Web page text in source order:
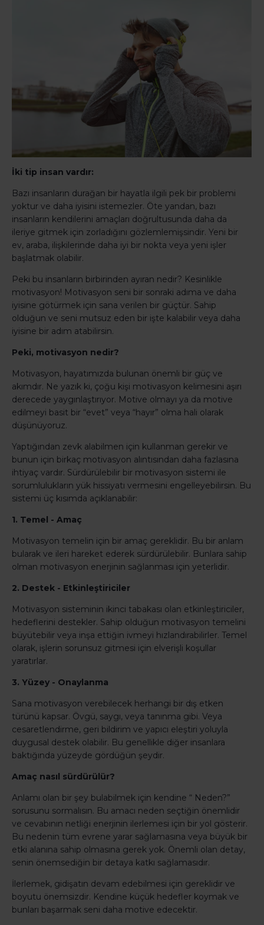
İki tip insan vardır:
Bazı insanların durağan bir hayatla ilgili pek bir problemi
yoktur ve daha iyisini istemezler. Öte yandan, bazı
insanların kendilerini amaçları doğrultusunda daha da
ileriye gitmek için zorladığını gözlemlemişsindir. Yeni bir
ev, araba, ilişkilerinde daha iyi bir nokta veya yeni işler
başlatmak olabilir.
Peki bu insanların birbirinden ayıran nedir? Kesinlikle
motivasyon! Motivasyon seni bir sonraki adıma ve daha
iyisine götürmek için sana verilen bir güçtür. Sahip
olduğun ve seni mutsuz eden bir işte kalabilir veya daha
iyisine bir adım atabilirsin.
Peki, motivasyon nedir?
Motivasyon, hayatımızda bulunan önemli bir güç ve
akımdır. Ne yazık ki, çoğu kişi motivasyon kelimesini aşırı
derecede yaygınlaştırıyor. Motive olmayı ya da motive
edilmeyi basit bir “evet” veya “hayır” olma hali olarak
düşünüyoruz.
Yaptığından zevk alabilmen için kullanman gerekir ve
bunun için birkaç motivasyon alıntısından daha fazlasına
ihtiyaç vardır. Sürdürülebilir bir motivasyon sistemi ile
sorumlulukların yük hissiyatı vermesini engelleyebilirsin. Bu
sistemi üç kısımda açıklanabilir:
1. Temel - Amaç
Motivasyon temelin için bir amaç gereklidir. Bu bir anlam
bularak ve ileri hareket ederek sürdürülebilir. Bunlara sahip
olman motivasyon enerjinin sağlanması için yeterlidir.
2. Destek - Etkinleştiriciler
Motivasyon sisteminin ikinci tabakası olan etkinleştiriciler,
hedeflerini destekler. Sahip olduğun motivasyon temelini
büyütebilir veya inşa ettiğin ivmeyi hızlandırabilirler. Temel
olarak, işlerin sorunsuz gitmesi için elverişli koşullar
yaratırlar.
3. Yüzey - Onaylanma
Sana motivasyon verebilecek herhangi bir dış etken
türünü kapsar. Övgü, saygı, veya tanınma gibi. Veya
cesaretlendirme, geri bildirim ve yapıcı eleştiri yoluyla
duygusal destek olabilir. Bu genellikle diğer insanlara
baktığında yüzeyde gördüğün şeydir.
Amaç nasıl sürdürülür?
Anlamı olan bir şey bulabilmek için kendine “ Neden?”
sorusunu sormalısın. Bu amacı neden seçtiğin önemlidir
ve cevabının netliği enerjinin ilerlemesi için bir yol gösterir.
Bu nedenin tüm evrene yarar sağlamasına veya büyük bir
etki alanına sahip olmasına gerek yok. Önemli olan detay,
senin önemsediğin bir detaya katkı sağlamasıdır.
İlerlemek, gidişatın devam edebilmesi için gereklidir ve
boyutu önemsizdir. Kendine küçük hedefler koymak ve
bunları başarmak seni daha motive edecektir.